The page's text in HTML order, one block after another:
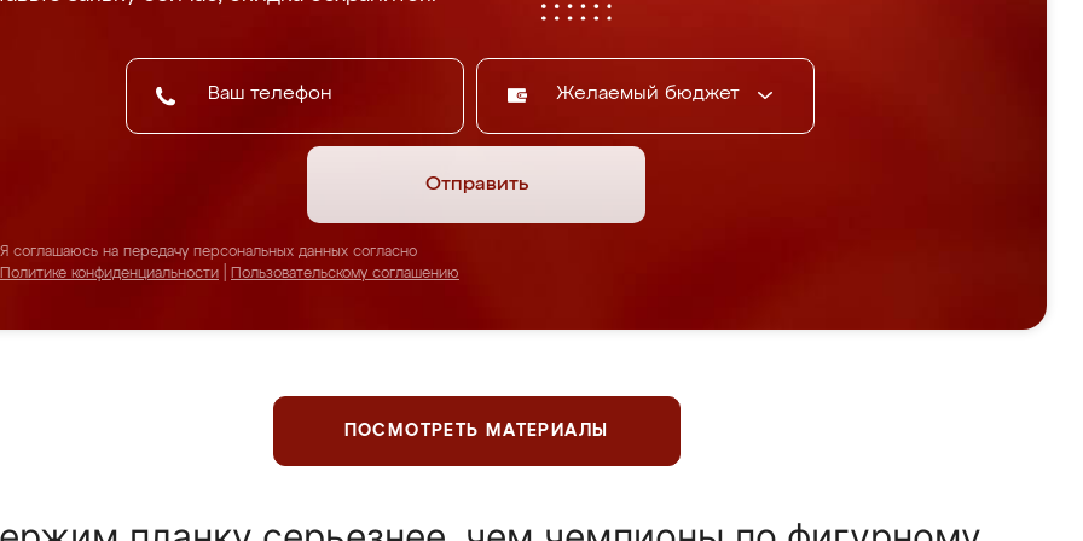
Желаемый бюджет
Отправить
Я соглашаюсь на передачу персональных данных согласно
Политике конфиденциальности
Пользовательскому соглашению
ПОСМОТРЕТЬ МАТЕРИАЛЫ